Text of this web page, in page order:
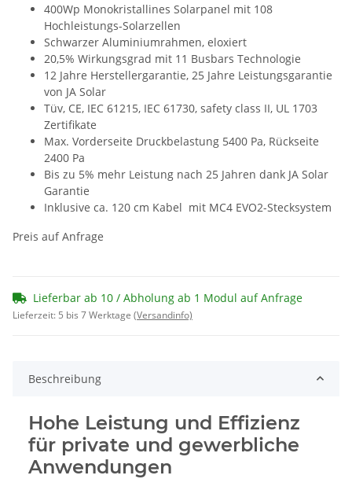
400Wp Monokristallines Solarpanel mit 108
Hochleistungs-Solarzellen
Schwarzer Aluminiumrahmen, eloxiert
20,5% Wirkungsgrad mit 11 Busbars Technologie
12 Jahre Herstellergarantie, 25 Jahre Leistungsgarantie
von JA Solar
Tüv, CE, IEC 61215, IEC 61730, safety class II, UL 1703
Zertifikate
Max. Vorderseite Druckbelastung 5400 Pa, Rückseite
2400 Pa
Bis zu 5% mehr Leistung nach 25 Jahren dank JA Solar
Garantie
Inklusive ca. 120 cm Kabel mit MC4 EVO2-Stecksystem
Preis auf Anfrage
Lieferbar ab 10 / Abholung ab 1 Modul auf Anfrage
Lieferzeit: 5 bis 7 Werktage (Versandinfo)
Beschreibung
Hohe Leistung und Effizienz
für private und gewerbliche
Anwendungen